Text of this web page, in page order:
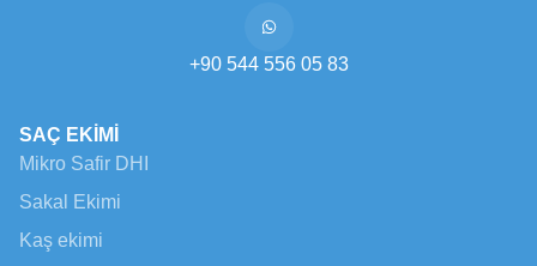
+90 544 556 05 83
SAÇ EKİMİ
Mikro Safir DHI
Sakal Ekimi
Kaş ekimi